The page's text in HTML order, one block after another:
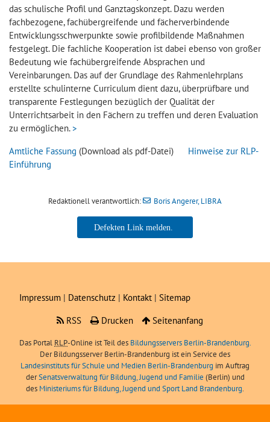
das schulische Profil und Ganztagskonzept. Dazu werden
fachbezogene, fachübergreifende und fächerverbindende
Entwicklungsschwerpunkte sowie profilbildende Maßnahmen
festgelegt. Die fachliche Kooperation ist dabei ebenso von großer
Bedeutung wie fachübergreifende Absprachen und
Vereinbarungen. Das auf der Grundlage des Rahmenlehrplans
erstellte schulinterne Curriculum dient dazu, überprüfbare und
transparente Festlegungen bezüglich der Qualität der
Unterrichtsarbeit in den Fächern zu treffen und deren Evaluation
zu ermöglichen.>
Amtliche Fassung (Download als pdf-Datei) Hinweise zur RLP-
Einführung
Redaktionell verantwortlich: Boris Angerer, LIBRA
Boris Angerer, LIBRA
Impressum | Datenschutz | Kontakt | Sitemap
RSS
Drucken Seitenanfang
Das Portal RLP-Online ist Teil des Bildungsservers Berlin-Brandenburg.
Der Bildungsserver Berlin-Brandenburg ist ein Service des
Landesinstituts für Schule und Medien Berlin-Brandenburg im Auftrag
derSenatsverwaltung für Bildung, Jugend und Familie (Berlin) und
des Ministeriums für Bildung, Jugend und Sport Land Brandenburg.